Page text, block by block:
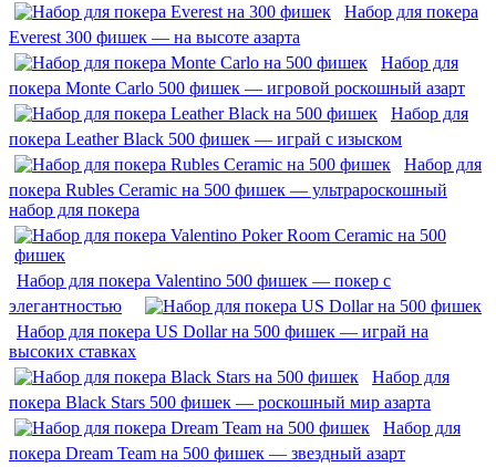
Набор для покера
Everest 300 фишек — на высоте азарта
Набор для
покера Monte Carlo 500 фишек — игровой роскошный азарт
Набор для
покера Leather Black 500 фишек — играй с изыском
Набор для
покера Rubles Ceramic на 500 фишек — ультрароскошный
набор для покера
Набор для покера Valentino 500 фишек — покер с
элегантностью
Набор для покера US Dollar на 500 фишек — играй на
высоких ставках
Набор для
покера Black Stars 500 фишек — роскошный мир азарта
Набор для
покера Dream Team на 500 фишек — звездный азарт